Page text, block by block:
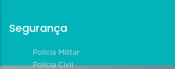
Segurança
Polícia Militar
Polícia Civil